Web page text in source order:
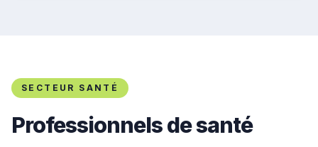
SECTEUR SANTÉ
Professionnels de santé